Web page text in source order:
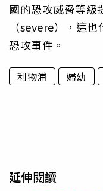
國的恐攻威脅等級
（severe），這
恐攻事件。
利物浦 婦幼
延伸閱讀